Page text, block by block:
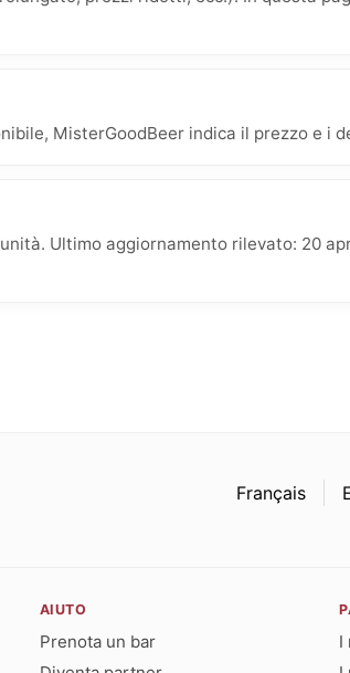
MisterGoodBeer indica il prezzo e i
Ultimo aggiornamento rilevato: 20
Français
AIUTO
Prenota un bar
I